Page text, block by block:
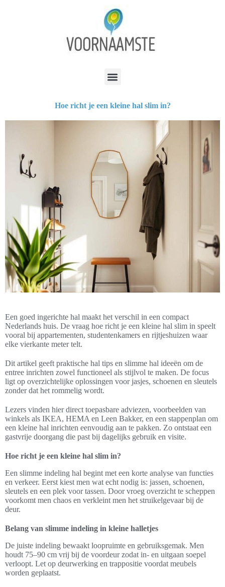
Hoe richt je een kleine hal slim in?
Een goed ingerichte hal maakt het verschil in een compact
Nederlands huis. De vraag hoe richt je een kleine hal slim in speelt
vooral bij appartementen, studentenkamers en rijtjeshuizen waar
elke vierkante meter telt.
Dit artikel geeft praktische hal tips en slimme hal ideeën om de
entree inrichten zowel functioneel als stijlvol te maken. De focus
ligt op overzichtelijke oplossingen voor jasjes, schoenen en sleutels
zonder dat het rommelig wordt.
Lezers vinden hier direct toepasbare adviezen, voorbeelden van
winkels als IKEA, HEMA en Leen Bakker, en een stappenplan om
een kleine hal inrichten eenvoudig aan te pakken. Zo ontstaat een
gastvrije doorgang die past bij dagelijks gebruik en visite.
Hoe richt je een kleine hal slim in?
Een slimme indeling hal begint met een korte analyse van functies
en verkeer. Eerst kiest men wat echt nodig is: jassen, schoenen,
sleutels en een plek voor tassen. Door vroeg overzicht te scheppen
voorkomt men chaos en verkleint men het struikelgevaar bij de
deur.
Belang van slimme indeling in kleine halletjes
De juiste indeling bewaakt loopruimte en gebruiksgemak. Men
houdt 75–90 cm vrij bij de voordeur zodat in- en uitgaan soepel
verloopt. Let op deurwerking en trappositie voordat meubels
worden geplaatst.